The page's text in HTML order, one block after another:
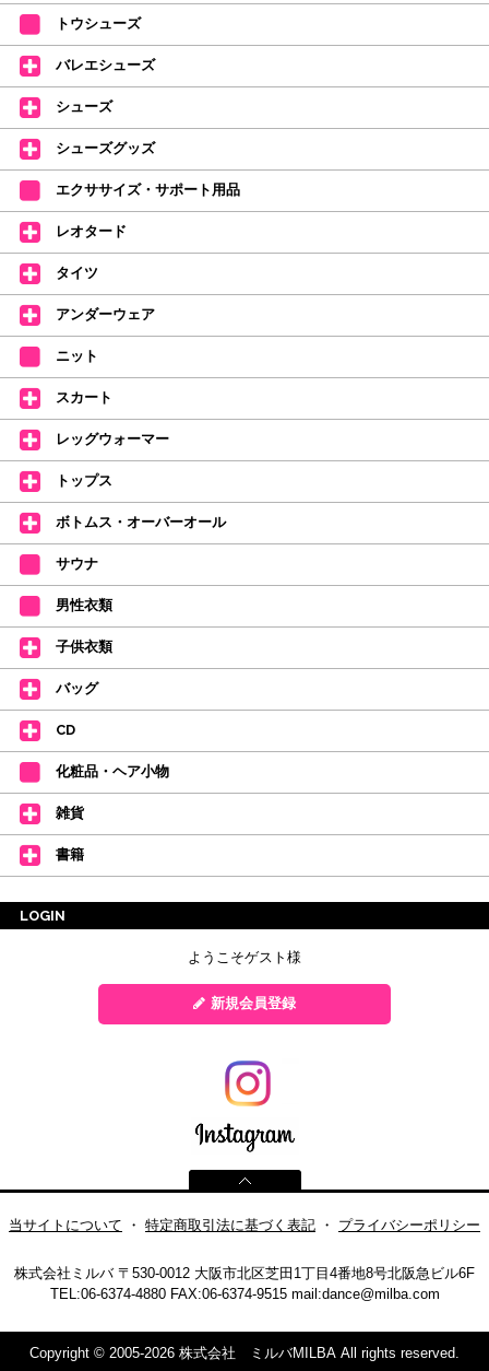
【ミルバ×たけいみき】オリジナルタオルが新登場!
レッスンのお供にはもちろん、毎日の持ち歩きやギフトにもぴったりのミル
バオリジナルタオルです。
たけいみきさんが描く「夢かわいい」バレエイラストが、そのままタオルに
なりました。
デラロミラノ2026コレクションの販売を開始しました☆
↑ご購入頂いたお客様に、デラロミラノのロゴ入りボールペンをプレゼント
中。
(お一人様1本限りになります)
価格改定のお知らせ
2026年4月1日よりシューズ全般、衣類など商品を値上げしました。
何卒ご理解いただけますようお願い申し上げます
【シューズのフィッティングについて】
全店、ご予約不要です(18:30まで)。タイツ・ソックス・トウパッドを
持参してください。
【ミルバ インスタグラム】←ここをクリック♪
皆さまのダンスライフをサポートできるようなさまざまな商品をご紹介して
おります。
【新商品はこちらから】 ←ここをクリック♪
トウシューズ
バレエシューズ
シューズ
シューズグッズ
エクササイズ・サポート用品
レオタード
タイツ
アンダーウェア
ニット
スカート
レッグウォーマー
トップス
ボトムス・オーバーオール
サウナ
男性衣類
子供衣類
バッグ
CD
化粧品・ヘア小物
雑貨
書籍
LOGIN
ようこそゲスト様
新規会員登録
当サイトについて ・ 特定商取引法に基づく表記 ・ プライバシーポリシー
株式会社ミルバ 〒530-0012 大阪市北区芝田1丁目4番地8号北阪急ビル6F
TEL:06-6374-4880FAX:06-6374-9515mail:dance@milba.com
Copyright © 2005-2026 株式会社 ミルバMILBA All rights reserved.